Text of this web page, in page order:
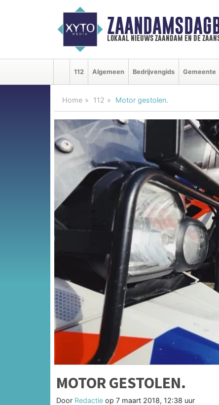
lokaal nieuws zaandam en de
112 Algemeen Bedrijvengids Gemeente
Home 112 Motor gestolen.
MOTOR GESTOLEN.
Door Redactie op 7 maart 2018, 12:38 uur